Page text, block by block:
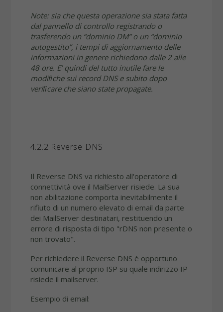
Note: sia che questa operazione sia stata fatta
dal pannello di controllo registrando o
trasferendo un “dominio DM” o un “dominio
autogestito”, i tempi di aggiornamento delle
informazioni in genere richiedono dalle 2 alle
48 ore. E’ quindi del tutto inutile fare le
modiﬁche sui record DNS e subito dopo
veriﬁcare che siano state propagate.
4.2.2 Reverse DNS
Il Reverse DNS va richiesto all'operatore di
connettività ove il MailServer risiede. La sua
non abilitazione comporta inevitabilmente il
rifiuto di un numero elevato di email da parte
dei MailServer destinatari, restituendo un
errore di risposta di tipo "rDNS non presente o
non trovato".
Per richiedere il Reverse DNS è opportuno
comunicare al proprio ISP su quale indirizzo IP
risiede il mailserver.
Esempio di email: